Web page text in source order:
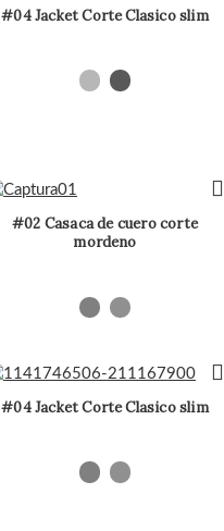
#04 Jacket Corte Clasico slim
#02 Casaca de cuero corte
mordeno
#04 Jacket Corte Clasico slim